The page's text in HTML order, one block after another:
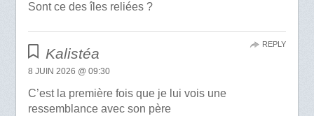
Sont ce des îles reliées ?
Kalistéa
8 JUIN 2026 @ 09:30
C’est la première fois que je lui vois une
ressemblance avec son père
REPLY